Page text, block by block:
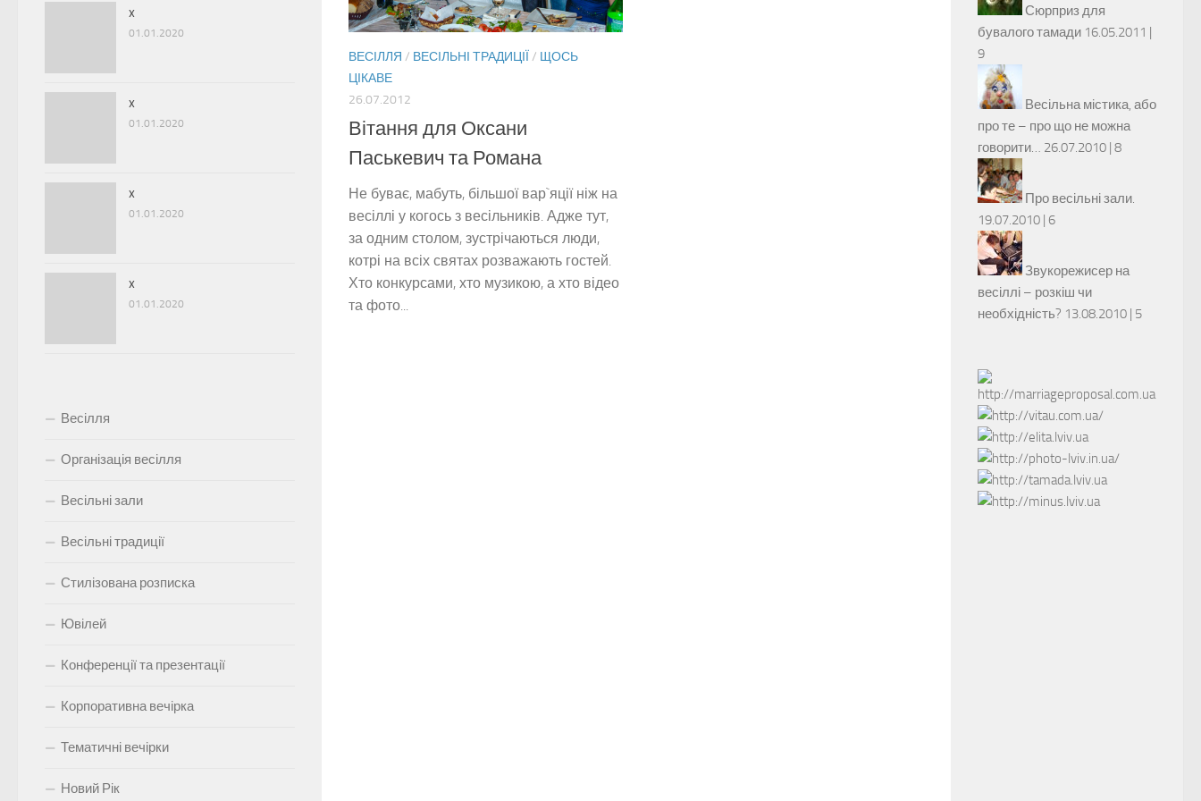
ВЕСІЛЛЯ / ВЕСІЛЬНІ ТРАДИЦІЇ / ЩОСЬ
ЦІКАВЕ
26.07.2012
Вітання для Оксани
Паськевич та Романа
Не буває, мабуть, більшої вар`яції ніж на
весіллі у когось з весільників. Адже тут,
за одним столом, зустрічаються люди,
котрі на всіх святах розважають гостей.
Хто конкурсами, хто музикою, а хто відео
та фото...
x
01.01.2020
x
01.01.2020
x
01.01.2020
x
01.01.2020
Весілля
Організація весілля
Весільні зали
Весільні традиції
Стилізована розписка
Ювілей
Конференції та презентації
Корпоративна вечірка
Тематичні вечірки
Новий Рік
Сюрприз для
бувалого тамади 16.05.2011 |
9
Весільна містика, або
про те – про що не можна
говорити… 26.07.2010 | 8
Про весільні зали.
19.07.2010 | 6
Звукорежисер на
весіллі – розкіш чи
необхідність? 13.08.2010 | 5